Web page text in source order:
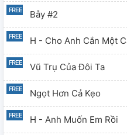
Bẫy #2
H - Cho Anh Cắn Một
Vũ Trụ Của Đôi Ta
Ngọt Hơn Cả Kẹo
H - Anh Muốn Em Rồi